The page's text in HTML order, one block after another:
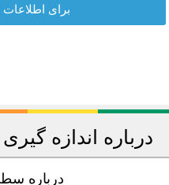
برای اطلاعات
درباره اندازه
درباره